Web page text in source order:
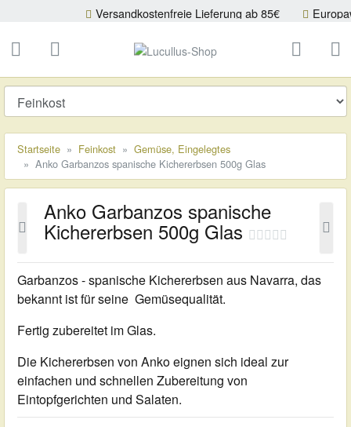
Versandkostenfreie Lieferung ab 85€ Europaweiter
schließen
Suche
Startseite Feinkost
Gemüse, Eingelegtes
Anko Garbanzos spanische Kichererbsen 500g Glas
Anko Garbanzos spanische
Kichererbsen 500g Glas
Garbanzos - spanische Kichererbsen aus Navarra, das
bekannt ist für seine Gemüsequalität.
Fertig zubereitet im Glas.
Die Kichererbsen von Anko eignen sich ideal zur
einfachen und schnellen Zubereitung von
Eintopfgerichten und Salaten.